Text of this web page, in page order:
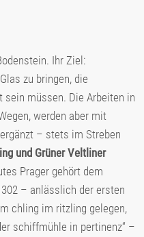
Ihr Ziel:
zu bringen, die
müssen. Die Arbeiten in
werden aber mit
– stets im Streben
und Grüner Veltliner
Prager gehört dem
– anlässlich der ersten
chling im ritzling gelegen,
schiffmühle in pertinenz“ –